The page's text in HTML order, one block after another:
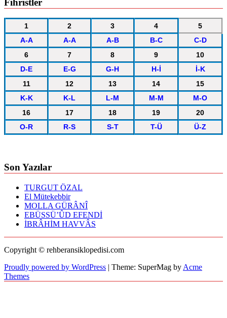
1 2 3 4
5
A-A
A-A A-B B-C
C-D
6
7 8 9
10
D-E
E-G G-H H-İ
İ-K
11
12 13 14
15
K-K
K-L L-M M-M
M-O
16
17 18 19
20
O-R
R-S S-T T-Ü Ü-Z
Son Yazılar
TURGUT ÖZAL
El Mütekebbir
MOLLA GÜRÂNÎ
EBÜSSÜ’ÛD EFENDİ
İBRÂHİM HAVVÂS
Copyright © rehberansiklopedisi.com
Proudly powered by WordPress | Theme: SuperMag by Acme
Themes